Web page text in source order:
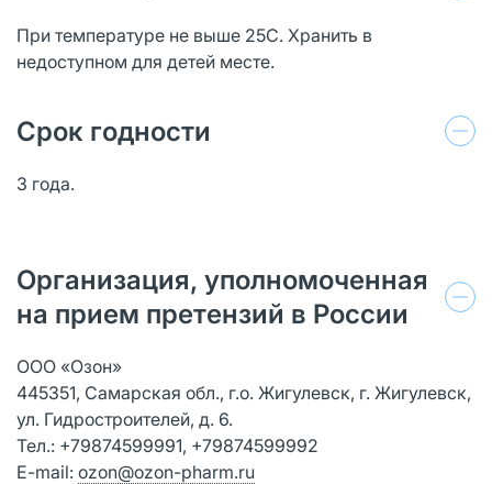
При температуре не выше 25С. Хранить в
недоступном для детей месте.
Срок годности
3 года.
Организация, уполномоченная
на прием претензий в России
ООО «Озон»
445351, Самарская обл., г.о. Жигулевск, г. Жигулевск,
ул. Гидростроителей, д. 6.
Тел.: +79874599991, +79874599992
E-mail: ozon@ozon-pharm.ru